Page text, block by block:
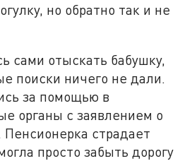
но обратно так и не
сами отыскать бабушку,
поиски ничего не дали.
за помощью в
органы с заявлением о
страдает
просто забыть дорогу